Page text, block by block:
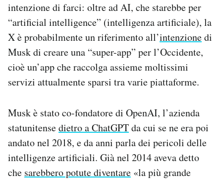
intenzione di farci: oltre ad AI, che starebbe per
“artificial intelligence” (intelligenza artificiale), la
X è probabilmente un riferimento all’intenzionedi
Musk di creare una “super-app” per l’Occidente,
cioè un’app che raccolga assieme moltissimi
servizi attualmente sparsi tra varie piattaforme.
Musk è stato co-fondatore di OpenAI, l’azienda
statunitensedietro a ChatGPTda cui se ne era poi
andato nel 2018, e da anni parla dei pericoli delle
intelligenze artificiali. Già nel 2014 aveva detto
che sarebbero potute diventare «la più grande